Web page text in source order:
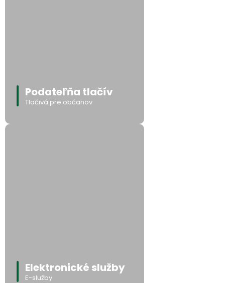
Podateľňa tlačív
Tlačivá pre občanov
Elektronické služby
E-služby